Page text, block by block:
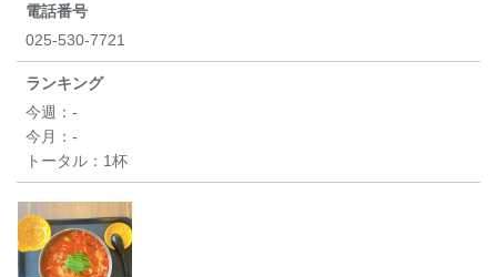
電話番号
025-530-7721
ランキング
今週： -
今月： -
トータル： 1杯